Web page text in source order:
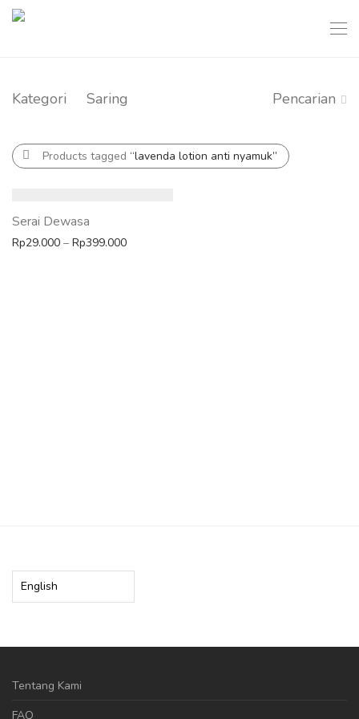
Kategori Saring Pencarian
Products tagged “lavenda lotion anti nyamuk”
Serai Dewasa
Rp29.000 – Rp399.000Rentang harga: Rp29.000 hingga Rp399.000
Choose
a
Tentang Kami
FAQ